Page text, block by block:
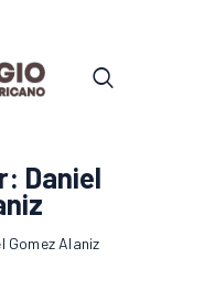
Daniel
Gomez Alaniz